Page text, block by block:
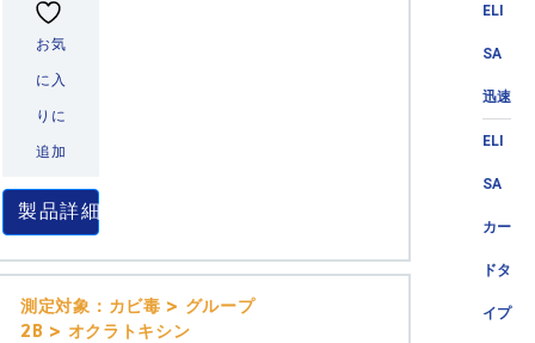
ELI
SA
迅速
ELI
SA
カー
ドタ
イプ
お気
に入
りに
追加
製品詳細
測定対象：カビ毒 > グループ
2B > オクラトキシン